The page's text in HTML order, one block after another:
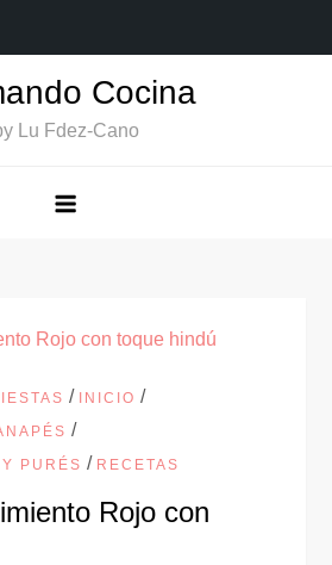
Cocina
Lu Fdez-Cano
/ INICIO /
/
PURÉS / RECETAS
Rojo con